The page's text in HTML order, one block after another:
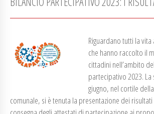
Riguardano tutti la
che hanno raccolto il
cittadini nell’ambito
partecipativo 2023.
giugno, nel cortile
comunale, si è tenuta la presentazione dei